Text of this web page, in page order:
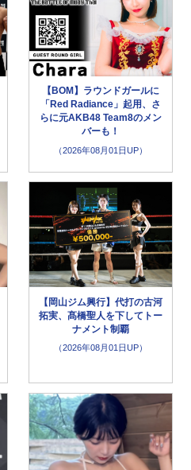
【BOM】ラウンドガールに
「Red Radiance」起用、さ
らに元AKB48 Team8のメン
バーも！
（2026年08月01日UP）
【岡山ジム興行】代打の古河
拓実、髙橋聖人を下してトー
ナメント制覇
（2026年08月01日UP）